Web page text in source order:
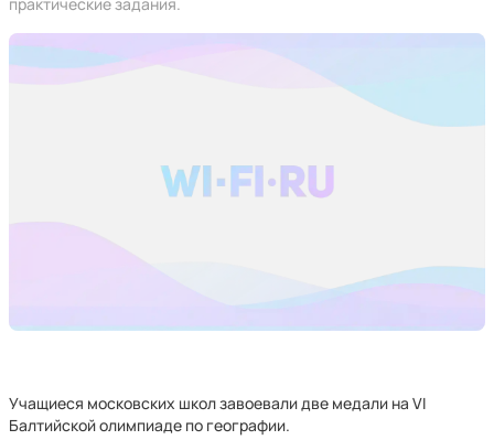
Учащиеся московских школ завоевали две медали на VI
Балтийской олимпиаде по географии.